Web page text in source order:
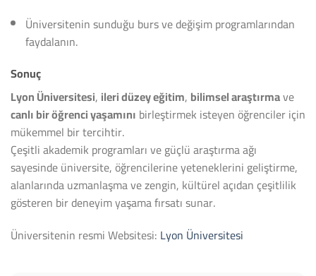
Üniversitenin sunduğu burs ve değişim programlarından
faydalanın.
Sonuç
Lyon Üniversitesi, ileri düzey eğitim, bilimsel araştırmave
canlı bir öğrenci yaşamını birleştirmek isteyen öğrenciler için
mükemmel bir tercihtir.
Çeşitli akademik programları ve güçlü araştırma ağı
sayesinde üniversite, öğrencilerine yeteneklerini geliştirme,
alanlarında uzmanlaşma ve zengin, kültürel açıdan çeşitlilik
gösteren bir deneyim yaşama fırsatı sunar.
Üniversitenin resmi Websitesi: Lyon Üniversitesi